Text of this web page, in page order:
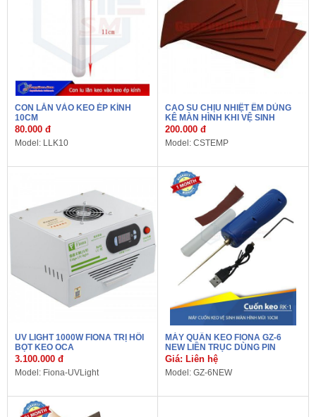
CON LĂN VÀO KEO ÉP KÍNH
10CM
80.000 đ
Model: LLK10
CAO SU CHỊU NHIỆT ÊM DÙNG
KÊ MÀN HÌNH KHI VỆ SINH
200.000 đ
Model: CSTEMP
UV LIGHT 1000W FIONA TRỊ HỒI
BỌT KEO OCA
3.100.000 đ
Model: Fiona-UVLight
MÁY QUẤN KEO FIONA GZ-6
NEW LIỀN TRỤC DÙNG PIN
Giá: Liên hệ
Model: GZ-6NEW